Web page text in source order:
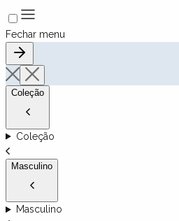
Fechar menu
Coleção
Coleção
Masculino
Masculino